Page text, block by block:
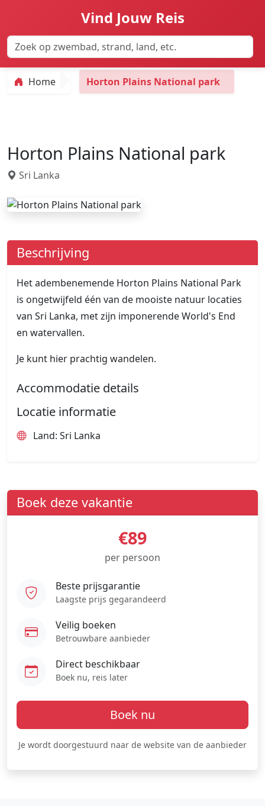
Vind Jouw Reis
Home Horton Plains National park
Horton Plains National park
Sri Lanka
Beschrijving
Het adembenemende Horton Plains National Park
is ongetwijfeld één van de mooiste natuur locaties
van Sri Lanka, met zijn imponerende World's End
en watervallen.
Je kunt hier prachtig wandelen.
Accommodatie details
Locatie informatie
Land: Sri Lanka
Boek deze vakantie
€89
per persoon
Beste prijsgarantie
Laagste prijs gegarandeerd
Veilig boeken
Betrouwbare aanbieder
Direct beschikbaar
Boek nu, reis later
Boek nu
Je wordt doorgestuurd naar de website van de aanbieder